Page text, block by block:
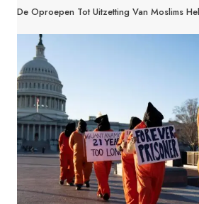
De Oproepen Tot Uitzetting Van Moslims